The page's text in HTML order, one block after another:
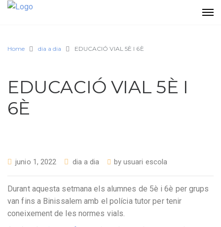
Home dia a dia EDUCACIÓ VIAL 5È I 6È
EDUCACIÓ VIAL 5È I
6È
junio 1, 2022 dia a dia by usuari escola
Durant aquesta setmana els alumnes de 5è i 6è per grups
van fins a Binissalem amb el polícia tutor per tenir
coneixement de les normes vials.